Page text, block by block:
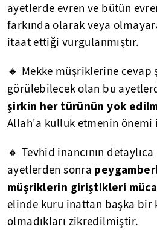
ayetlerde evren ve bütün
farkında olarak veya
itaat ettiği vurgulanmıştır.
🔸 Mekke müşriklerine cevap
görülebilecek olan bu
şirkin her türünün yok
Allah'a kulluk etmenin
🔸 Tevhid inancının detaylıca
ayetlerden sonra
müşriklerin giriştikleri
elinde kuru inattan başka bir
olmadıkları zikredilmiştir.